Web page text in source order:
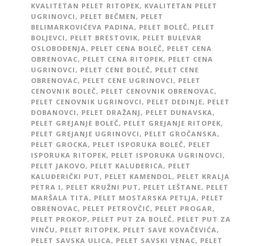
KVALITETAN PELET RITOPEK, KVALITETAN PELET
UGRINOVCI, PELET BEČMEN, PELET
BELIMARKOVIĆEVA PADINA, PELET BOLEČ, PELET
BOLJEVCI, PELET BRESTOVIK, PELET BULEVAR
OSLOBOĐENJA, PELET CENA BOLEČ, PELET CENA
OBRENOVAC, PELET CENA RITOPEK, PELET CENA
UGRINOVCI, PELET CENE BOLEČ, PELET CENE
OBRENOVAC, PELET CENE UGRINOVCI, PELET
CENOVNIK BOLEČ, PELET CENOVNIK OBRENOVAC,
PELET CENOVNIK UGRINOVCI, PELET DEDINJE, PELET
DOBANOVCI, PELET DRAŽANJ, PELET DUNAVSKA,
PELET GREJANJE BOLEČ, PELET GREJANJE RITOPEK,
PELET GREJANJE UGRINOVCI, PELET GROČANSKA,
PELET GROCKA, PELET ISPORUKA BOLEČ, PELET
ISPORUKA RITOPEK, PELET ISPORUKA UGRINOVCI,
PELET JAKOVO, PELET KALUĐERICA, PELET
KALUĐERIČKI PUT, PELET KAMENDOL, PELET KRALJA
PETRA I, PELET KRUŽNI PUT, PELET LEŠTANE, PELET
MARŠALA TITA, PELET MOSTARSKA PETLJA, PELET
OBRENOVAC, PELET PETROVČIĆ, PELET PROGAR,
PELET PROKOP, PELET PUT ZA BOLEČ, PELET PUT ZA
VINČU, PELET RITOPEK, PELET SAVE KOVAČEVIĆA,
PELET SAVSKA ULICA, PELET SAVSKI VENAC, PELET